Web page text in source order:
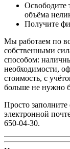
Освободите
объёма
Получите
Мы работаем по
собственными
способом:
необходимости,
стоимость, с
больше не нужно
Просто
электронной
650-04-30.